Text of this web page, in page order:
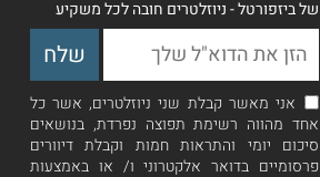
של ביזפורטל - ניוזלטרים חובה לכל משקיע
אני מאשר קבלת שני ניוזלטרים, אשר כל
אחד מהווה רשימת תפוצה נפרדת, בנושאים
סיכום יומי והתראות חמות וקבלת דיוורים
פרסומיים בדואר אלקטרוני ו/ או באמצעות